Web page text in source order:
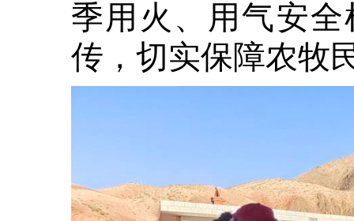
季用火、用气安
传，切实保障农牧